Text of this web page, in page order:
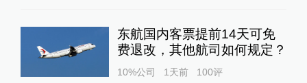
东航国内客票提前14天可免
费退改，其他航司如何规定？
10%公司 1天前 100评